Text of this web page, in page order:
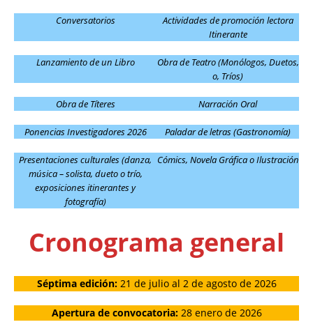
Conversatorios
Actividades de promoción lectora
Itinerante
Lanzamiento de un Libro
Obra de Teatro (Monólogos, Duetos,
o, Tríos)
Obra de Títeres Narración Oral
Ponencias Investigadores 2026 Paladar de letras (Gastronomía)
Presentaciones culturales (danza,
música – solista, dueto o trío,
exposiciones itinerantes y
fotografía)
Cómics, Novela Gráfica o Ilustración
Cronograma general
Séptima edición:21 de julio al 2 de agosto de 2026
Apertura de convocatoria:28 enero de 2026